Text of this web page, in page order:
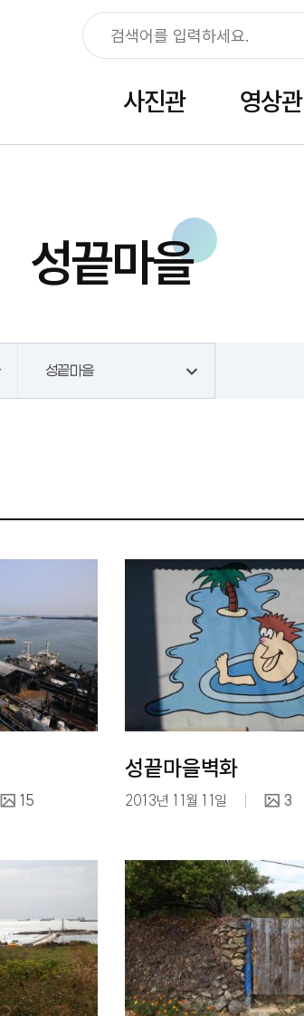
사진관 영상관
성끝마을
성끝마을
15
성끝마을벽화
2013년 11월 11일 3